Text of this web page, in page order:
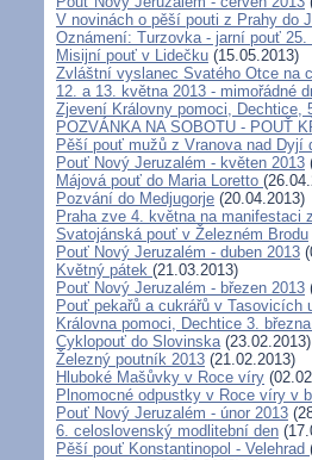
V novinách o pěší pouti z Prahy do
Oznámení: Turzovka - jarní pouť 25.
Misijní pouť v Lidečku (15.05.2013)
Zvláštní vyslanec Svatého Otce na
12. a 13. května 2013 - mimořádné
Zjevení Královny pomoci, Dechtice,
POZVÁNKA NA SOBOTU - POUŤ
Pěší pouť mužů z Vranova nad Dyjí
Pouť Nový Jeruzalém - květen 2013
Májová pouť do Maria Loretto
Pozvání do Medjugorje (20.04.2013)
Praha zve 4. května na manifestaci
Svatojánská pouť v Železném Brodu
Pouť Nový Jeruzalém - duben 2013
Květný pátek (21.03.2013)
Pouť Nový Jeruzalém - březen 2013
Pouť pekařů a cukrářů v Tasovicích
Královna pomoci, Dechtice 3.
Cyklopouť do Slovinska(23.02.2013)
Železný poutník 2013 (21.02.2013)
Hluboké Mašůvky v Roce víry
Plnomocné odpustky v Roce víry v
Pouť Nový Jeruzalém - únor 2013
6. celoslovenský modlitební den
Pěší pouť Konstantinopol - Velehrad